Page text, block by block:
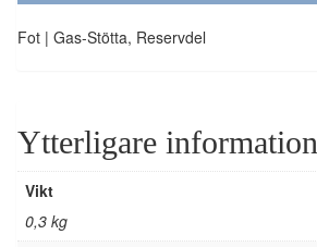
Fot | Gas-Stötta, Reservdel
Ytterligare information
Vikt
0,3 kg